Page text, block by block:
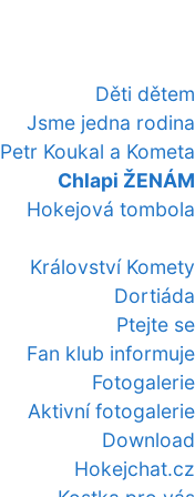
Děti dětem
Jsme jedna rodina
Petr Koukal a Kometa
Chlapi ŽENÁM
Hokejová tombola
Království Komety
Dortiáda
Ptejte se
Fan klub informuje
Fotogalerie
Aktivní fotogalerie
Download
Hokejchat.cz